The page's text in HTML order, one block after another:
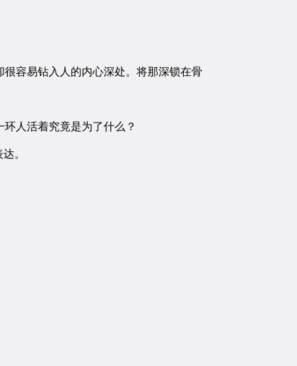
容易钻入人的内心深处。将那深锁在骨
人活着究竟是为了什么？
。